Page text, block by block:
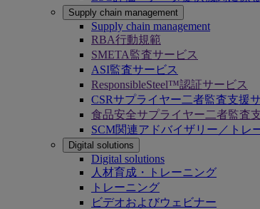
Supply chain management
Supply chain management
RBA行動規範
SMETA監査サービス
ASI監査サービス
ResponsibleSteel™認証サービス
CSRサプライヤー二者監査支援
食品安全サプライヤー二者監査
SCM関連アドバイザリー／トレ
Digital solutions
Digital solutions
人材育成・トレーニング
トレーニング
ビデオおよびウェビナー